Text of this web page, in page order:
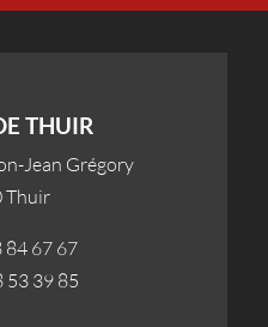
THUIR
Jean Grégory
Thuir
84 67 67
53 39 85